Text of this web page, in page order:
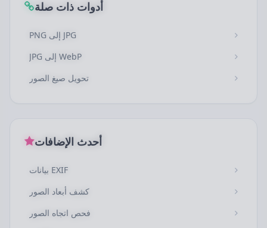
أدوات ذات صلة
PNG إلى JPG
JPG إلى WebP
تحويل صيغ الصور
أحدث الإضافات
بيانات EXIF
كشف أبعاد الصور
فحص اتجاه الصور